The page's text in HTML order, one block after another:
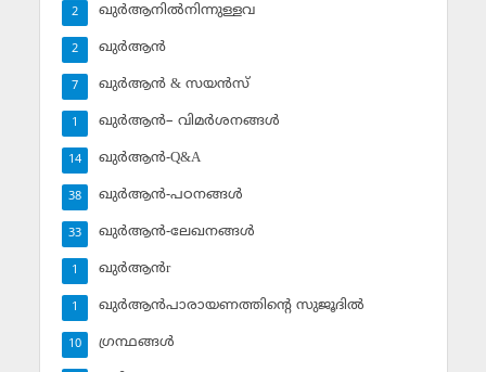
ഖുര്‍ആനില്‍നിന്നുള്ളവ
2
ഖുര്‍ആന്‍
2
ഖുര്‍ആന്‍ & സയന്‍സ്‌
7
ഖുര്‍ആന്‍– വിമര്‍ശനങ്ങള്‍
1
ഖുര്‍ആന്‍-Q&A
14
ഖുര്‍ആന്‍-പഠനങ്ങള്‍
38
ഖുര്‍ആന്‍-ലേഖനങ്ങള്‍
33
ഖുര്‍ആന്‍r
1
ഖുര്‍ആന്‍പാരായണത്തിന്റെ സുജൂദില്‍
1
ഗ്രന്ഥങ്ങള്‍
10